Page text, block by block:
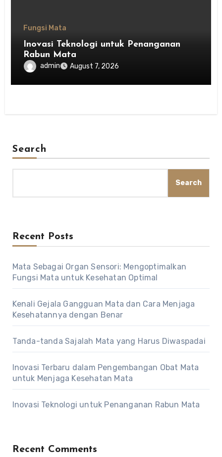
Fungsi Mata
Inovasi Teknologi untuk Penanganan
Rabun Mata
admin August 7, 2026
Search
Search
Recent Posts
Mata Sebagai Organ Sensori: Mengoptimalkan
Fungsi Mata untuk Kesehatan Optimal
Kenali Gejala Gangguan Mata dan Cara Menjaga
Kesehatannya dengan Benar
Tanda-tanda Sajalah Mata yang Harus Diwaspadai
Inovasi Terbaru dalam Pengembangan Obat Mata
untuk Menjaga Kesehatan Mata
Inovasi Teknologi untuk Penanganan Rabun Mata
Recent Comments